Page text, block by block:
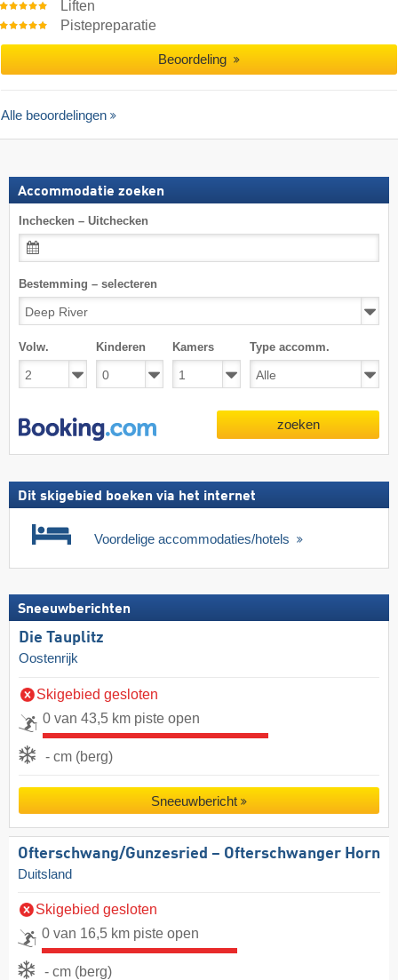
Liften
Pistepreparatie
Beoordeling
Alle beoordelingen
Accommodatie zoeken
Inchecken – Uitchecken
Bestemming – selecteren
Volw. Kinderen Kamers Type accomm.
zoeken
Dit skigebied boeken via het internet
Voordelige accommodaties/hotels
Sneeuwberichten
Die Tauplitz
Oostenrijk
Skigebied gesloten
0 van 43,5 km piste open
- cm (berg)
Sneeuwbericht
Ofterschwang/​Gunzesried – Ofterschwanger Horn
Duitsland
Skigebied gesloten
0 van 16,5 km piste open
- cm (berg)